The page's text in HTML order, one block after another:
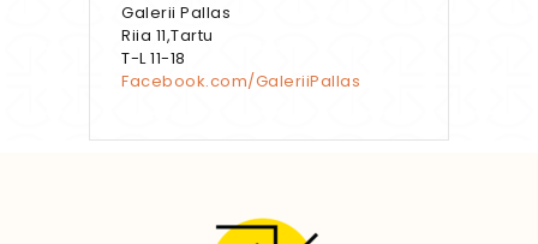
Galerii Pallas
Riia 11,Tartu
T-L 11-18
Facebook.com/GaleriiPallas